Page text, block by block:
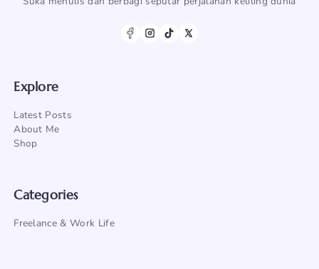
Explore
Latest Posts
About Me
Shop
Categories
Freelance & Work Life